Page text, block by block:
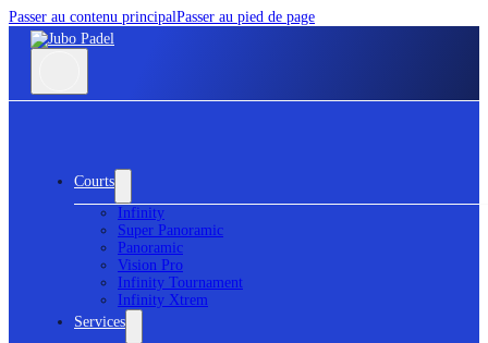
Passer au contenu principalPasser au pied de page
Courts
Infinity
Super Panoramic
Panoramic
Vision Pro
Infinity Tournament
Infinity Xtrem
Services